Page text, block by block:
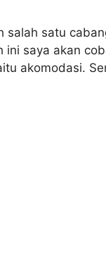
salah satu
ini saya akan
akomodasi.